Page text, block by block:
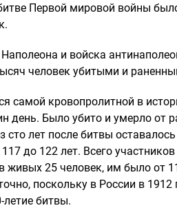
Первой мировой войны
и войска
человек убитыми и
самой кровопролитной в
день. Было убито и умерло от
сто лет после битвы
до 122 лет. Всего
живых 25 человек, им было от
поскольку в России в 1912
битвы.